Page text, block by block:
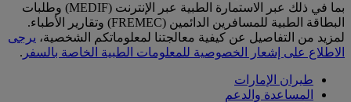
بما في ذلك عبر الاستمارة الطبية عبر الإنترنت (MEDIF) وطلبات
البطاقة الطبية للمسافرين الدائمين (FREMEC) وتقارير الأطباء.
لمزيد من التفاصيل عن كيفية معالجتنا لمعلوماتكم الشخصية، يرجى
الاطلاع على إشعار الخصوصية للمعلومات الطبية الخاصة بالسفر .
طيران الإمارات
المساعدة والدعم